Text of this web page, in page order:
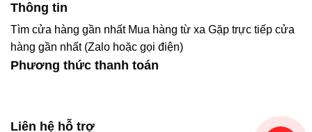
Thông tin
Tìm cửa hàng gần nhất Mua hàng từ xa Gặp trực tiếp cửa
hàng gần nhất (Zalo hoặc gọi điện)
Phương thức thanh toán
Liên hệ hỗ trợ